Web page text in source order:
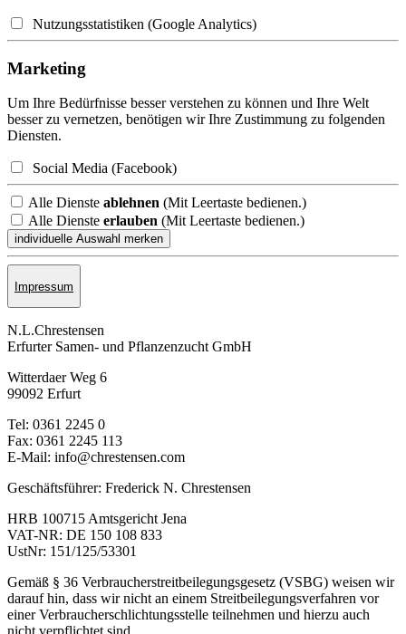
Nutzungsstatistiken (Google Analytics)
Marketing
Um Ihre Bedürfnisse besser verstehen zu können und Ihre Welt
besser zu vernetzen, benötigen wir Ihre Zustimmung zu folgenden
Diensten.
Social Media (Facebook)
Alle Dienste ablehnen (Mit Leertaste bedienen.)
Alle Dienste erlauben (Mit Leertaste bedienen.)
Impressum
N.L.Chrestensen
Erfurter Samen- und Pflanzen­zucht GmbH
Witterdaer Weg 6
99092 Erfurt
Tel: 0361 2245 0
Fax: 0361 2245 113
E-Mail: info@chrestensen.com
Geschäftsführer: Frederick N. Chrestensen
HRB 100715 Amtsgericht Jena
VAT-NR: DE 150 108 833
UstNr: 151/125/53301
Gemäß § 36 Verbraucherstreitbeilegungsgesetz (VSBG) weisen wir
darauf hin, dass wir nicht an einem Streitbeilegungsverfahren vor
einer Verbraucherschlichtungsstelle teilnehmen und hierzu auch
nicht verpflichtet sind.